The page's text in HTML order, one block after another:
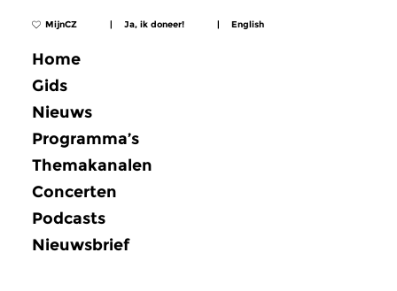
MijnCZ | Ja, ik doneer! | English
Home
Gids
Nieuws
Programma’s
Themakanalen
Concerten
Podcasts
Nieuwsbrief